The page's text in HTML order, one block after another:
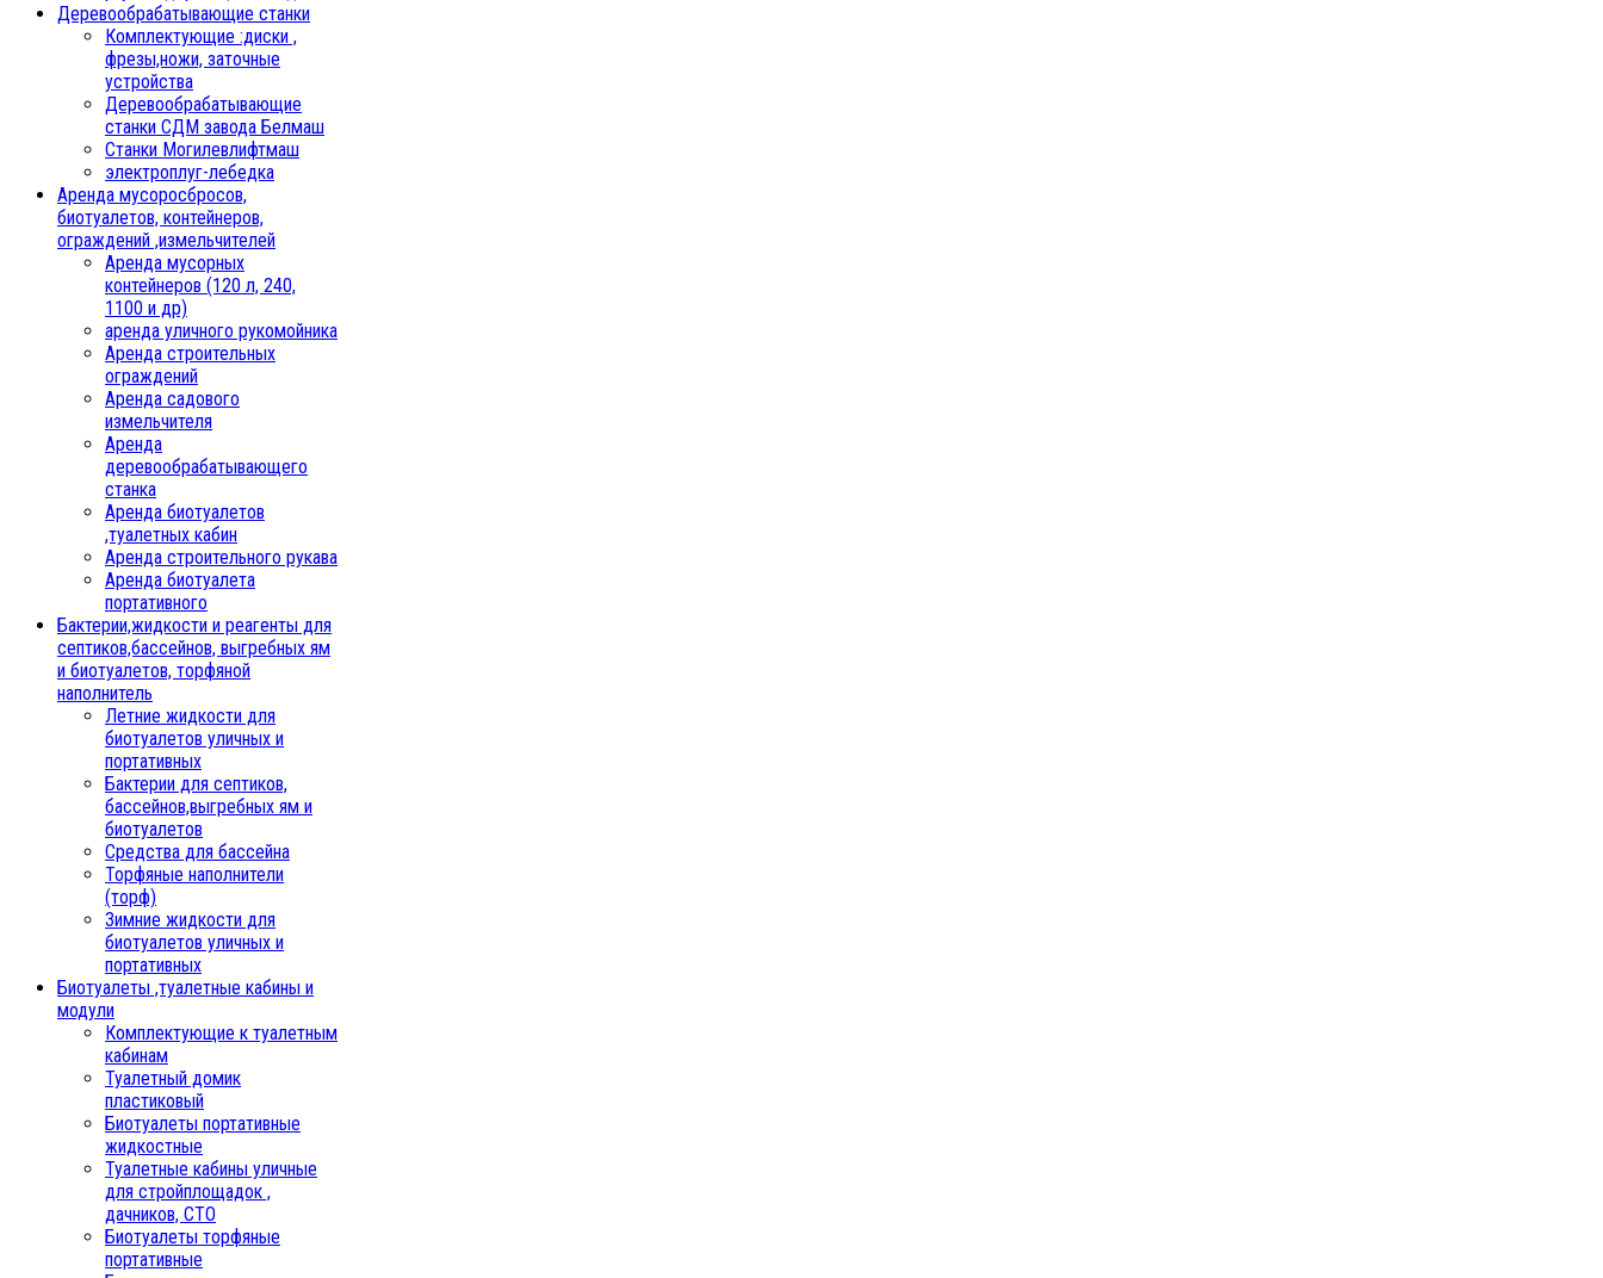
Деревообрабатывающие станки
Комплектующие :диски ,
фрезы,ножи, заточные
устройства
Деревообрабатывающие
станки СДМ завода Белмаш
Станки Могилевлифтмаш
электроплуг-лебедка
Аренда мусоросбросов,
биотуалетов, контейнеров,
ограждений ,измельчителей
Аренда мусорных
контейнеров (120 л, 240,
1100 и др)
аренда уличного рукомойника
Аренда строительных
ограждений
Аренда садового
измельчителя
Аренда
деревообрабатывающего
станка
Аренда биотуалетов
,туалетных кабин
Аренда строительного рукава
Аренда биотуалета
портативного
Бактерии,жидкости и реагенты для
септиков,бассейнов, выгребных ям
и биотуалетов, торфяной
наполнитель
Летние жидкости для
биотуалетов уличных и
портативных
Бактерии для септиков,
бассейнов,выгребных ям и
биотуалетов
Средства для бассейна
Торфяные наполнители
(торф)
Зимние жидкости для
биотуалетов уличных и
портативных
Биотуалеты ,туалетные кабины и
модули
Комплектующие к туалетным
кабинам
Туалетный домик
пластиковый
Биотуалеты портативные
жидкостные
Туалетные кабины уличные
для стройплощадок ,
дачников, СТО
Биотуалеты торфяные
портативные